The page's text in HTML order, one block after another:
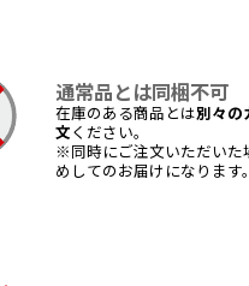
通常品とは同梱不可
在庫のある商品とは別々の
文 ください。
※同時にご注文いただいた
めしてのお届けになります。